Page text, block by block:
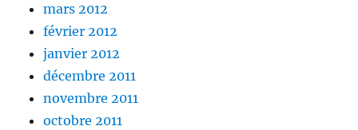
mars 2012
février 2012
janvier 2012
décembre 2011
novembre 2011
octobre 2011